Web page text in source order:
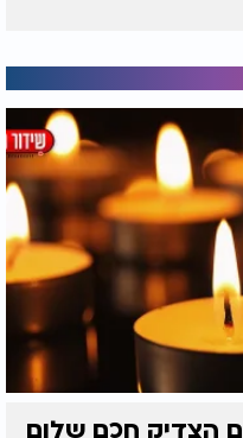
הצדיק חכם שלום